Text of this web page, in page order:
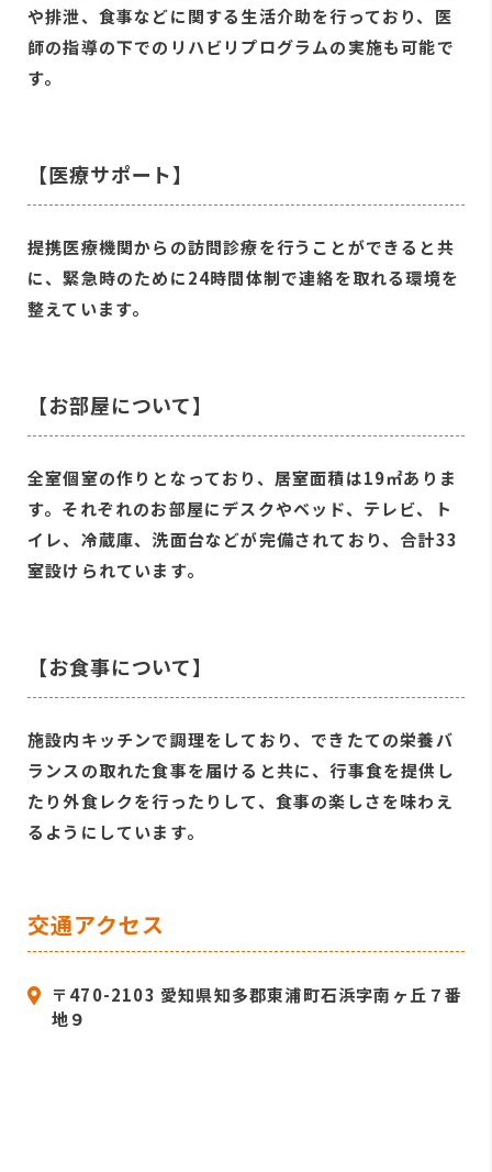
や排泄、食事などに関する生活介助を行っており、医
師の指導の下でのリハビリプログラムの実施も可能で
す。
【医療サポート】
提携医療機関からの訪問診療を行うことができると共
に、緊急時のために24時間体制で連絡を取れる環境を
整えています。
【お部屋について】
全室個室の作りとなっており、居室面積は19㎡ありま
す。それぞれのお部屋にデスクやベッド、テレビ、ト
イレ、冷蔵庫、洗面台などが完備されており、合計33
室設けられています。
【お食事について】
施設内キッチンで調理をしており、できたての栄養バ
ランスの取れた食事を届けると共に、行事食を提供し
たり外食レクを行ったりして、食事の楽しさを味わえ
るようにしています。
交通アクセス
〒470-2103 愛知県知多郡東浦町石浜字南ヶ丘７番
地９